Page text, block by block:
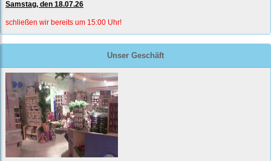
Samstag, den 18.07.26
schließen wir bereits um 15:00 Uhr!
Unser Geschäft